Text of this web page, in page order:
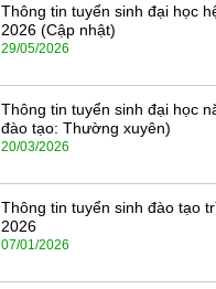
Thông tin tuyển sinh đại học
2026 (Cập nhật)
29/05/2026
Thông tin tuyển sinh đại học
đào tạo: Thường xuyên)
20/03/2026
Thông tin tuyển sinh đào tạo
2026
07/01/2026